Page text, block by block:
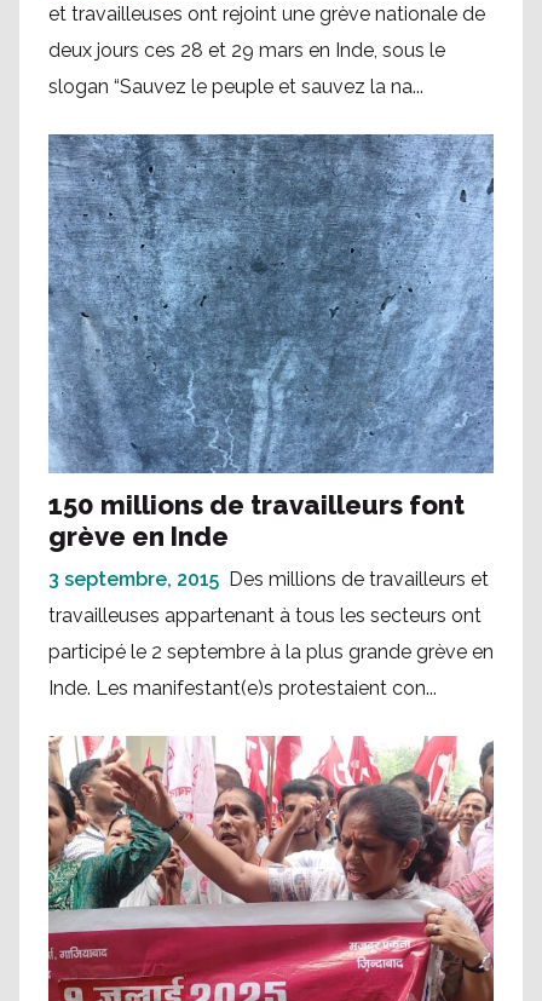
et travailleuses ont rejoint une grève nationale de
deux jours ces 28 et 29 mars en Inde, sous le
slogan “Sauvez le peuple et sauvez la na...
150 millions de travailleurs font
grève en Inde
3 septembre, 2015 Des millions de travailleurs et
travailleuses appartenant à tous les secteurs ont
participé le 2 septembre à la plus grande grève en
Inde. Les manifestant(e)s protestaient con...